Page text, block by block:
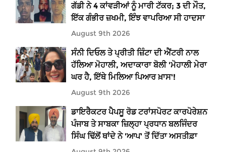
ਗੱਡੀ ਨੇ 4 ਕਾਂਵੜੀਆਂ ਨੂੰ ਮਾਰੀ ਟੱਕਰ; 3 ਦੀ ਮੌਤ,
ਇੱਕ ਗੰਭੀਰ ਜ਼ਖਮੀ, ਇੰਝ ਵਾਪਰਿਆ ਸੀ ਹਾਦਸਾ
August 9th 2026
ਸੰਨੀ ਦਿਓਲ ਤੇ ਪ੍ਰੀਤੀ ਜ਼ਿੰਟਾ ਦੀ ਐਂਟਰੀ ਨਾਲ
ਹੱਲਿਆ ਮੋਹਾਲੀ, ਅਦਾਕਾਰਾ ਬੋਲੀ 'ਮੋਹਾਲੀ ਮੇਰਾ
ਘਰ ਹੈ, ਇੱਥੇ ਮਿਲਿਆ ਪਿਆਰ ਖ਼ਾਸ'!
August 9th 2026
ਡਾਇਰੈਕਟਰ ਪੈਪਸੂ ਰੋਡ ਟਰਾਂਸਪੋਰਟ ਕਾਰਪੋਰੇਸ਼ਨ
ਪੰਜਾਬ ਤੇ ਸਾਬਕਾ ਜ਼ਿਲ੍ਹਾ ਪ੍ਰਧਾਨ ਬਲਜਿੰਦਰ
ਸਿੰਘ ਢਿੱਲੋਂ ਥਾਂਦੇ ਨੇ 'ਆਪ' ਤੋਂ ਦਿੱਤਾ ਅਸਤੀਫ਼ਾ